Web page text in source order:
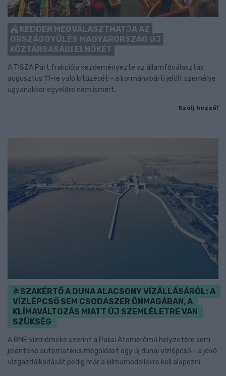
KEDDEN MEGVÁLASZTHATJA AZ
ORSZÁGGYŰLÉS MAGYARORSZÁG ÚJ
KÖZTÁRSASÁGI ELNÖKÉT
A TISZA Párt frakciója kezdeményezte az államfőválasztás
augusztus 11-re való kitűzését - a kormánypárti jelölt személye
ugyanakkor egyelőre nem ismert.
Szólj hozzá!
SZAKÉRTŐ A DUNA ALACSONY VÍZÁLLÁSÁRÓL: A
VÍZLÉPCSŐ SEM CSODASZER ÖNMAGÁBAN, A
KLÍMAVÁLTOZÁS MIATT ÚJ SZEMLÉLETRE VAN
SZÜKSÉG
A BME vízmérnöke szerint a Paksi Atomerőmű helyzetére sem
jelentene automatikus megoldást egy új dunai vízlépcső - a jövő
vízgazdálkodását pedig már a klímamodellekre kell alapozni.